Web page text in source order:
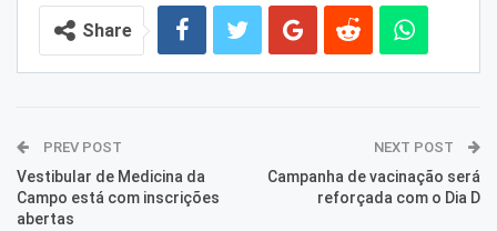
Share
PREV POST
Vestibular de Medicina da
Campo está com inscrições
abertas
NEXT POST
Campanha de vacinação será
reforçada com o Dia D